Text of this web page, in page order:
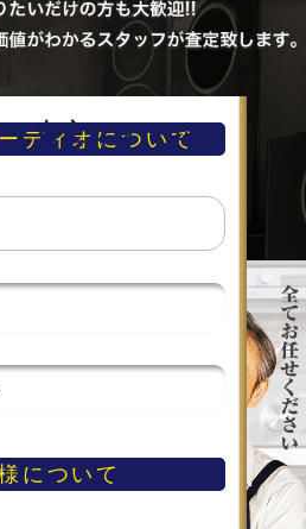
査定フォーム
ディオについて
について